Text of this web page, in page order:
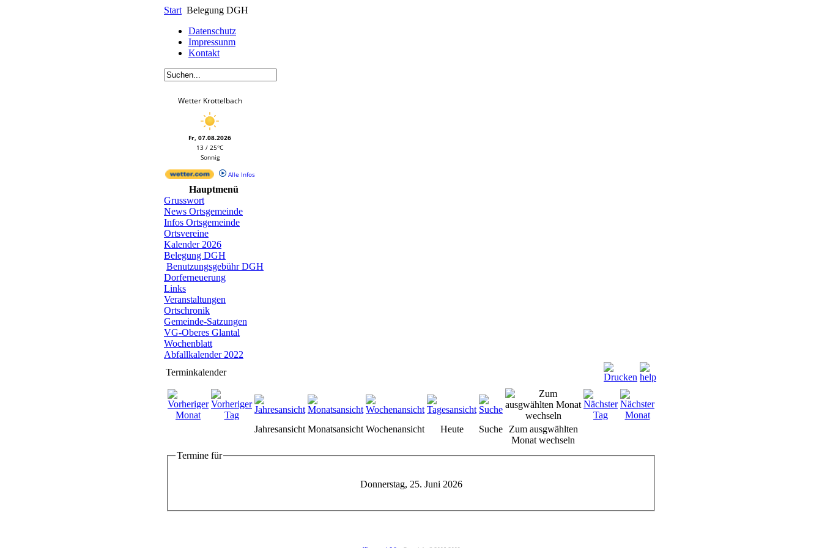
Start Belegung DGH
Datenschutz
Impressunm
Kontakt
Wetter Krottelbach
Fr, 07.08.2026
13 / 25°C
Sonnig
Alle Infos
Hauptmenü
Grusswort
News Ortsgemeinde
Infos Ortsgemeinde
Ortsvereine
Kalender 2026
Belegung DGH
Benutzungsgebühr DGH
Dorferneuerung
Links
Veranstaltungen
Ortschronik
Gemeinde-Satzungen
VG-Oberes Glantal
Wochenblatt
Abfallkalender 2022
Terminkalender
Jahresansicht Monatsansicht Wochenansicht Heute Suche
Zum ausgwählten
Monat wechseln
Termine für
Donnerstag, 25. Juni 2026